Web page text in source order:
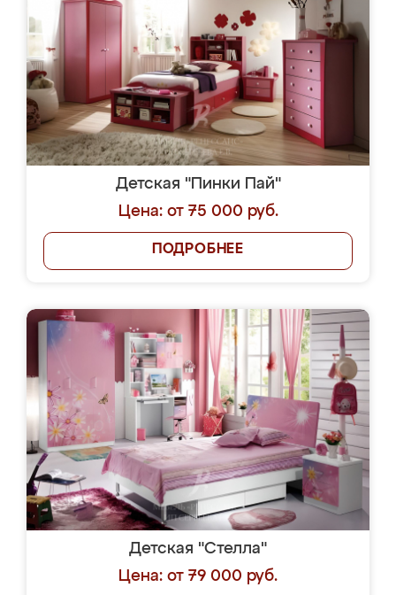
Детская "Пинки Пай"
Цена: от 75 000 руб.
ПОДРОБНЕЕ
Детская "Стелла"
Цена: от 79 000 руб.